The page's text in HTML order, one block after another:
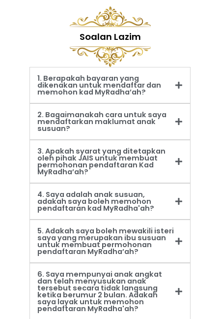
Soalan Lazim
1. Berapakah bayaran yang
dikenakan untuk mendaftar dan
memohon kad MyRadha’ah?
2. Bagaimanakah cara untuk saya
mendaftarkan maklumat anak
susuan?
3. Apakah syarat yang ditetapkan
oleh pihak JAIS untuk membuat
permohonan pendaftaran Kad
MyRadha’ah?
4. Saya adalah anak susuan,
adakah saya boleh memohon
pendaftaran kad MyRadha'ah?
5. Adakah saya boleh mewakili isteri
saya yang merupakan ibu susuan
untuk membuat permohonan
pendaftaran MyRadha’ah?
6. Saya mempunyai anak angkat
dan telah menyusukan anak
tersebut secara tidak langsung
ketika berumur 2 bulan. Adakah
saya layak untuk memohon
pendaftaran MyRadha'ah?